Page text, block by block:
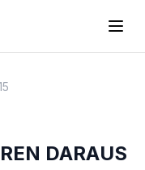
DARAUS